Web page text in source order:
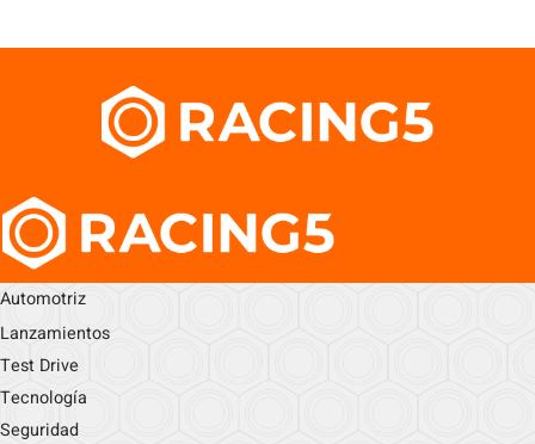
Automotriz
Lanzamientos
Test Drive
Tecnología
Seguridad